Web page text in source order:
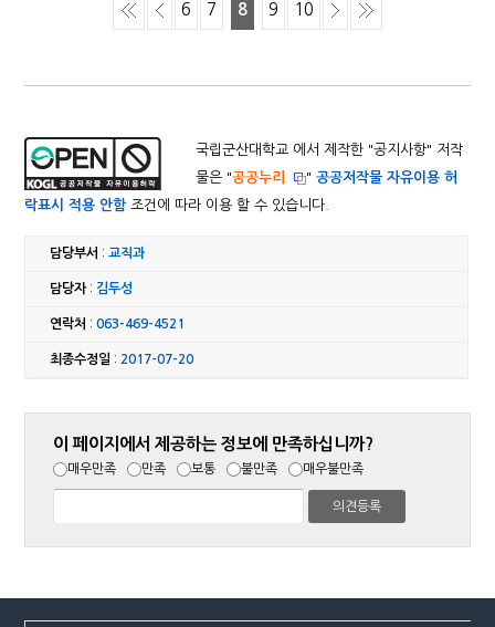
6 7 8 9 10
국립군산대학교 에서 제작한 "공지사항" 저작
물은 "공공누리 "공공저작물 자유이용 허
락표시 적용 안함조건에 따라 이용 할 수 있습니다.
담당부서 :교직과
담당자: 김두성
연락처 :063-469-4521
최종수정일 : 2017-07-20
이 페이지에서 제공하는 정보에 만족하십니까?
매우만족 만족 보통 불만족 매우불만족